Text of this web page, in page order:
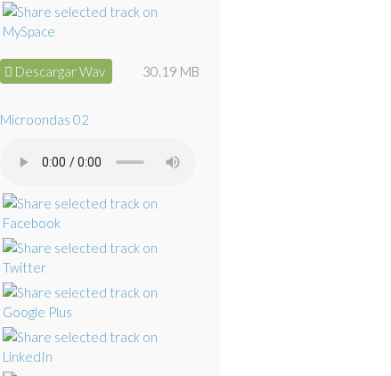
Descargar Wav 30.19 MB
Microondas 02